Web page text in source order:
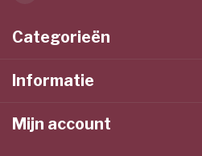
Categorieën
Informatie
Mijn account